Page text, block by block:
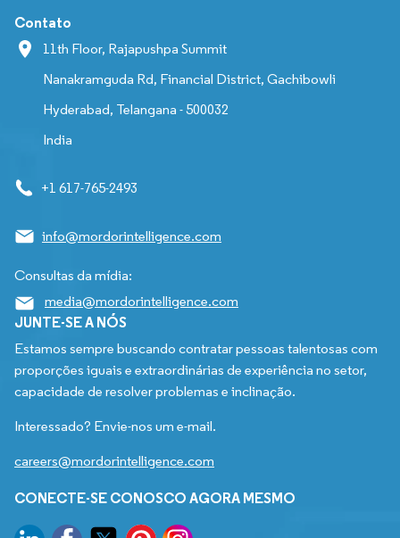
Contato
11th Floor, Rajapushpa Summit
Nanakramguda Rd, Financial District, Gachibowli
Hyderabad, Telangana - 500032
India
+1 617-765-2493
info@mordorintelligence.com
Consultas da mídia:
media@mordorintelligence.com
JUNTE-SE A NÓS
Estamos sempre buscando contratar pessoas talentosas com
proporções iguais e extraordinárias de experiência no setor,
capacidade de resolver problemas e inclinação.
Interessado? Envie-nos um e-mail.
careers@mordorintelligence.com
CONECTE-SE CONOSCO AGORA MESMO